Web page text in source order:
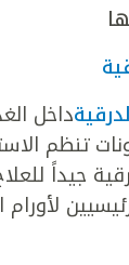
داخل
تنظم
جيداً
لأورام